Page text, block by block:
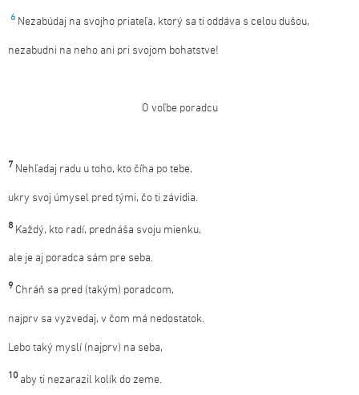
6 Nezabúdaj na svojho priateľa, ktorý sa ti oddáva s celou dušou,
nezabudni na neho ani pri svojom bohatstve!
O voľbe poradcu
7 Nehľadaj radu u toho, kto číha po tebe,
ukry svoj úmysel pred tými, čo ti závidia.
8 Každý, kto radí, prednáša svoju mienku,
ale je aj poradca sám pre seba.
9 Chráň sa pred (takým) poradcom,
najprv sa vyzvedaj, v čom má nedostatok.
Lebo taký myslí (najprv) na seba,
10 aby ti nezarazil kolík do zeme.